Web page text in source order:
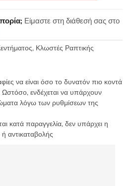
Είμαστε στη διάθεσή σας στο
, Κλωστές Ραπτικής
να είναι όσο το δυνατόν πιο κοντά
ενδέχεται να υπάρχουν
λόγω των ρυθμίσεων της
κατά παραγγελία, δεν υπάρχει η
αντικαταβολής